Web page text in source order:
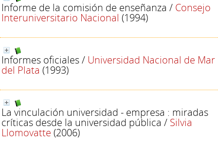
Informe de la comisión de enseñanza / Consejo
Interuniversitario Nacional (1994)
Informes oficiales/ Universidad Nacional de Mar
del Plata (1993)
La vinculación universidad - empresa : miradas
críticas desde la universidad pública / Silvia
Llomovatte (2006)